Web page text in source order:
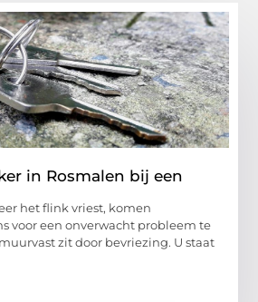
in Rosmalen bij een
het flink vriest, komen
voor een onverwacht probleem te
zit door bevriezing. U staat